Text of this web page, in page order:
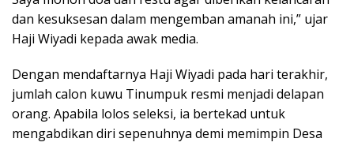
dan kesuksesan dalam mengemban amanah ini,” ujar
Haji Wiyadi kepada awak media.
Dengan mendaftarnya Haji Wiyadi pada hari terakhir,
jumlah calon kuwu Tinumpuk resmi menjadi delapan
orang. Apabila lolos seleksi, ia bertekad untuk
mengabdikan diri sepenuhnya demi memimpin Desa